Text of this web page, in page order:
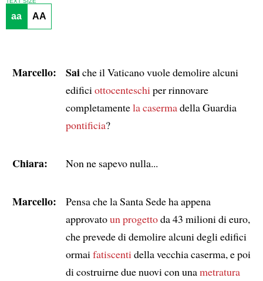
aa AA
Marcello: Saiche il Vaticano vuole demolire alcuni
edifici ottocenteschi per rinnovare
completamentela casermadella Guardia
pontificia?
Chiara: Non ne sapevo nulla...
Marcello:
Pensa che la Santa Sede ha appena
approvatoun progettoda 43 milioni di euro,
che prevede di demolire alcuni degli edifici
ormai fatiscenti della vecchia caserma, e poi
di costruirne due nuovi con unametratura